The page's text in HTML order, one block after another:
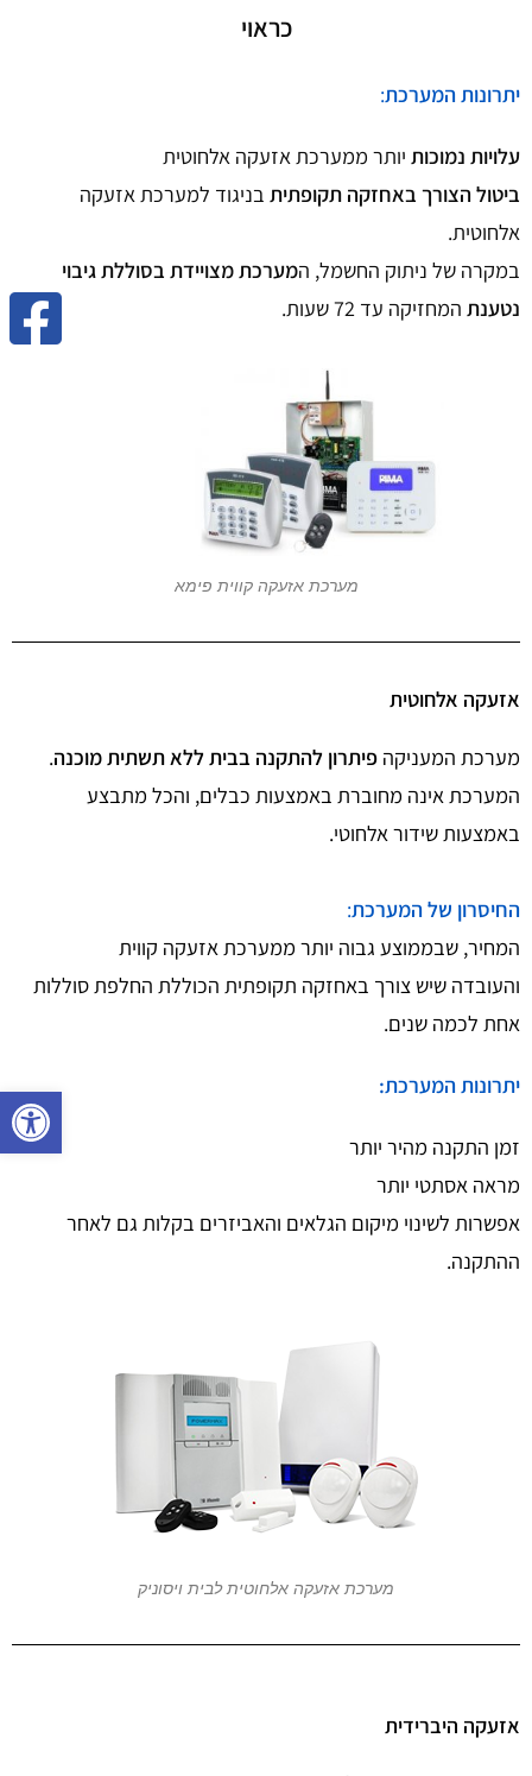
כראוי
יתרונות המערכת:
עלויות נמוכות יותר ממערכת אזעקה אלחוטית
ביטול הצורך באחזקה תקופתית בניגוד למערכת אזעקה
אלחוטית.
במקרה של ניתוק החשמל, המערכת מצויידת בסוללת גיבוי
נטענת המחזיקה עד 72 שעות.
מערכת אזעקה קווית פימא
אזעקה אלחוטית
מערכת המעניקה פיתרון להתקנה בבית ללא תשתית מוכנה.
המערכת אינה מחוברת באמצעות כבלים, והכל מתבצע
באמצעות שידור אלחוטי.
החיסרון של המערכת:
המחיר, שבממוצע גבוה יותר ממערכת אזעקה קווית
והעובדה שיש צורך באחזקה תקופתית הכוללת החלפת סוללות
אחת לכמה שנים.
יתרונות המערכת:
זמן התקנה מהיר יותר
מראה אסתטי יותר
אפשרות לשינוי מיקום הגלאים והאביזרים בקלות גם לאחר
ההתקנה.
מערכת אזעקה אלחוטית לבית ויסוניק
אזעקה היברידית